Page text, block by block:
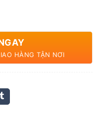
HÀNG TẬN NƠI